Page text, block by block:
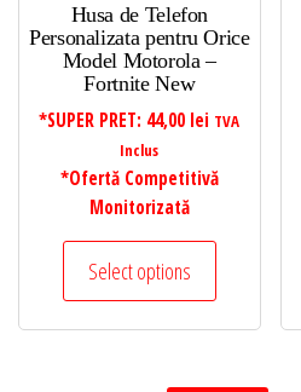
Husa de Telefon
Personalizata pentru Orice
Model Motorola –
Fortnite New
*SUPER PRET: 44,00 lei TVA
Inclus
*Ofertă Competitivă
Monitorizată
Select options